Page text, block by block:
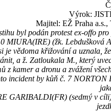
Výrok:
Majitel: EŽ Praha a.s.,
byl podán protest ex-offo
MIURA(IRE) (žk. Lebdušková
je vědoma křižování a uznala,
a ž. Zatloukala M., který
z kamer a dronu a zvážení
incident by kůň č. 7
GARIBALDI(FR) (sedmý v